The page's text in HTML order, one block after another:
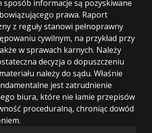
sposób informacje są pozyskiwane
prawa. Raport
z reguły stanowi pełnoprawny
cywilnym, na przykład przy
w sprawach karnych. Należy
decyzja o dopuszczeniu
należy do sądu. Właśnie
jest zatrudnienie
biura, które nie łamie przepisów
proceduralną, chroniąc dowód